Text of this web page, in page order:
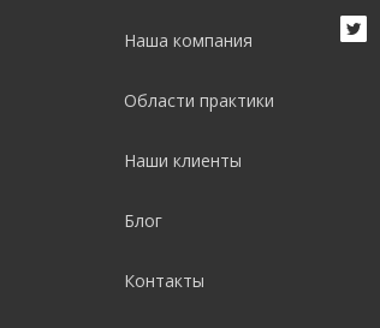
Наша компания
Области практики
Наши клиенты
Блог
Контакты